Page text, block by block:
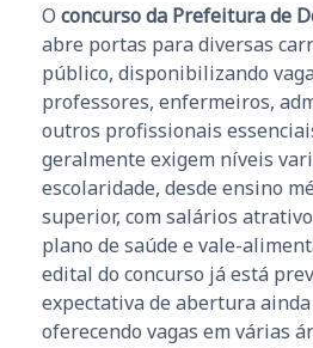
O concurso da Prefeitura de
abre portas para diversas
público, disponibilizando
professores, enfermeiros,
outros profissionais
geralmente exigem níveis
escolaridade, desde ensino
superior, com salários
plano de saúde e vale-
edital do concurso já está
expectativa de abertura
oferecendo vagas em várias